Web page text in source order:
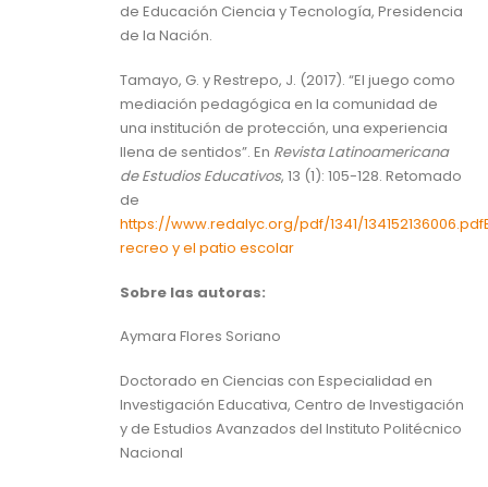
de Educación Ciencia y Tecnología, Presidencia
de la Nación.
Tamayo, G. y Restrepo, J. (2017). “El juego como
mediación pedagógica en la comunidad de
una institución de protección, una experiencia
llena de sentidos”. En Revista Latinoamericana
de Estudios Educativos, 13 (1): 105-128. Retomado
de
https://www.redalyc.org/pdf/1341/134152136006.pdf
recreo y el patio escolar
Sobre las autoras:
Aymara Flores Soriano
Doctorado en Ciencias con Especialidad en
Investigación Educativa, Centro de Investigación
y de Estudios Avanzados del Instituto Politécnico
Nacional